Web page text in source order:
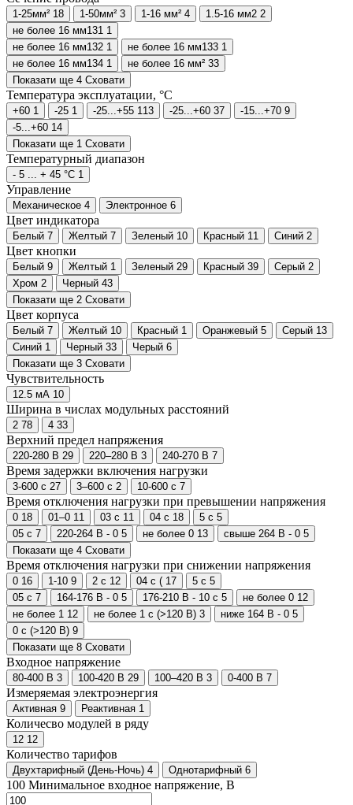
1-25мм² 18 1-50мм² 3 1-16 мм² 4 1.5-16 мм2 2
не более 16 мм131 1
не более 16 мм132 1 не более 16 мм133 1
не более 16 мм134 1 не более 16 мм² 33
Показати ще 4 Сховати
Температура эксплуатации, °С
+60 1 -25 1 -25...+55 113 -25...+60 37 -15...+70 9
-5...+60 14
Показати ще 1 Сховати
Температурный диапазон
- 5 ... + 45 °С 1
Управление
Механическое 4 Электронное 6
Цвет индикатора
Белый 7 Желтый 7 Зеленый 10 Красный 11 Синий 2
Цвет кнопки
Белый 9 Желтый 1 Зеленый 29 Красный 39 Серый 2
Хром 2 Черный 43
Показати ще 2 Сховати
Цвет корпуса
Белый 7 Желтый 10 Красный 1 Оранжевый 5 Серый 13
Синий 1 Черный 33 Черый 6
Показати ще 3 Сховати
Чувствительность
12.5 мА 10
Ширина в числах модульных расстояний
2 78 4 33
Верхний предел напряжения
220-280 В 29 220–280 В 3 240-270 В 7
Время задержки включения нагрузки
3-600 с 27 3–600 с 2 10-600 с 7
Время отключения нагрузки при превышении напряжения
0 18 01–0 11 03 с 11 04 с 18 5 с 5
05 с 7 220-264 В - 0 5 не более 0 13 свыше 264 В - 0 5
Показати ще 4 Сховати
Время отключения нагрузки при снижении напряжения
0 16 1-10 9 2 с 12 04 с ( 17 5 с 5
05 с 7 164-176 В - 0 5 176-210 В - 10 с 5 не более 0 12
не более 1 12 не более 1 с (>120 В) 3 ниже 164 В - 0 5
0 с (>120 В) 9
Показати ще 8 Сховати
Входное напряжение
80-400 В 3 100-420 В 29 100–420 В 3 0-400 В 7
Измеряемая электроэнергия
Активная 9 Реактивная 1
Количесво модулей в ряду
12 12
Количество тарифов
Двухтарифный (День-Ночь) 4 Однотарифный 6
100 Минимальное входное напряжение, В